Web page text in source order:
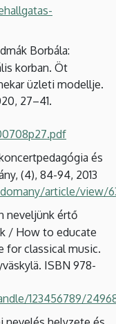
Borbála:
korban. Öt
üzleti modellje.
27–41.
és
(4), 84-94, 2013
article/view/
neveljünk értő
/ How to educate
for classical music.
ISBN 978-
123456789/